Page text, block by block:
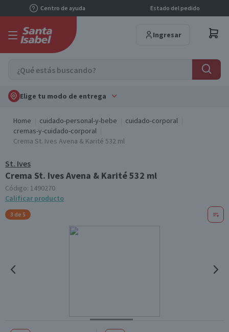
Centro de ayuda Estado del pedido
Ingresar
Elige tu modo de entrega
Home cuidado-personal-y-bebe
cuidado-corporal
cremas-y-cuidado-corporal
Crema St. Ives Avena & Karité 532 ml
St. Ives
Crema St. Ives Avena & Karité 532 ml
Código: 1490270
Calificar producto
3 de 5